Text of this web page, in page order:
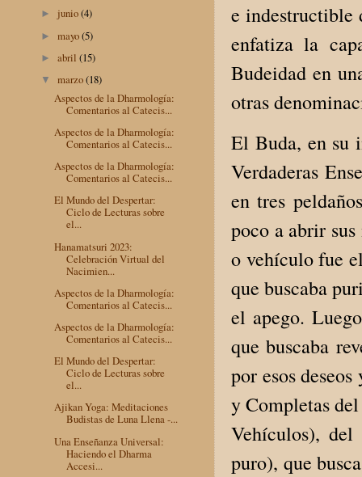
e indestructible
enfatiza la
Budeidad en
otras
El Buda, en su
Verdaderas
en tres
poco a abrir
o vehículo fue
que buscaba
el apego.
que buscaba
por esos
y Completas
Vehículos),
puro), que
► junio(4)
►mayo(5)
►abril(15)
▼marzo(18)
Aspectos de la Dharmología:
Comentarios al Catecis...
Aspectos de la Dharmología:
Comentarios al Catecis...
Aspectos de la Dharmología:
Comentarios al Catecis...
El Mundo del Despertar:
Ciclo de Lecturas sobre
el...
Hanamatsuri 2023:
Celebración Virtual del
Nacimien...
Aspectos de la Dharmología:
Comentarios al Catecis...
Aspectos de la Dharmología:
Comentarios al Catecis...
El Mundo del Despertar:
Ciclo de Lecturas sobre
el...
Ajikan Yoga: Meditaciones
Budistas de Luna Llena -...
Una Enseñanza Universal:
Haciendo el Dharma
Accesi...